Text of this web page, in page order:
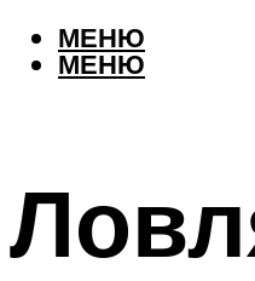
МЕНЮ
МЕНЮ